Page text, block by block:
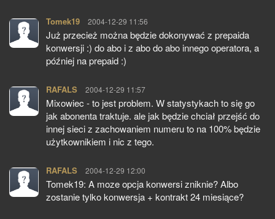
Tomek19 pisze:
2004-12-29 11:56
Już przecież można będzie dokonywać z prepaida
konwersji :) do abo i z abo do abo innego operatora, a
później na prepaid :)
RAFALS pisze:
2004-12-29 11:57
Mixowiec - to jest problem. W statystykach to się go
jak abonenta traktuje. ale jak będzie chciał przejść do
innej sieci z zachowaniem numeru to na 100% będzie
użytkownikiem i nic z tego.
RAFALS pisze:
2004-12-29 12:00
Tomek19: A moze opcja konwersi zniknie? Albo
zostanie tylko konwersja + kontrakt 24 miesiące?